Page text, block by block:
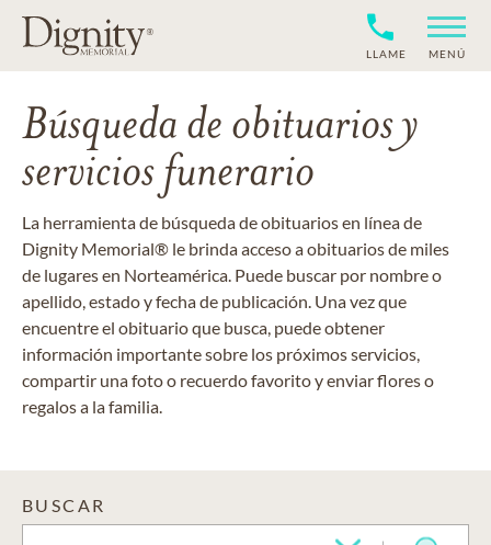
LLAME MENÚ
Búsqueda de obituarios y
servicios funerario
La herramienta de búsqueda de obituarios en línea de
Dignity Memorial® le brinda acceso a obituarios de miles
de lugares en Norteamérica. Puede buscar por nombre o
apellido, estado y fecha de publicación. Una vez que
encuentre el obituario que busca, puede obtener
información importante sobre los próximos servicios,
compartir una foto o recuerdo favorito y enviar flores o
regalos a la familia.
BUSCAR